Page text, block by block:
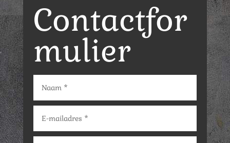
Contactfor
mulier